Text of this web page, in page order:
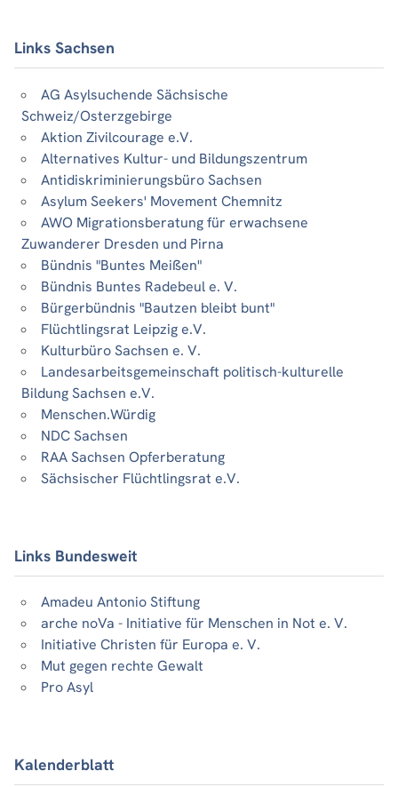
Links Sachsen
AG Asylsuchende Sächsische
Schweiz/Osterzgebirge
Aktion Zivilcourage e.V.
Alternatives Kultur- und Bildungszentrum
Antidiskriminierungsbüro Sachsen
Asylum Seekers' Movement Chemnitz
AWO Migrationsberatung für erwachsene
Zuwanderer Dresden und Pirna
Bündnis "Buntes Meißen"
Bündnis Buntes Radebeul e. V.
Bürgerbündnis "Bautzen bleibt bunt"
Flüchtlingsrat Leipzig e.V.
Kulturbüro Sachsen e. V.
Landesarbeitsgemeinschaft politisch-kulturelle
Bildung Sachsen e.V.
Menschen.Würdig
NDC Sachsen
RAA Sachsen Opferberatung
Sächsischer Flüchtlingsrat e.V.
Links Bundesweit
Amadeu Antonio Stiftung
arche noVa - Initiative für Menschen in Not e. V.
Initiative Christen für Europa e. V.
Mut gegen rechte Gewalt
Pro Asyl
Kalenderblatt